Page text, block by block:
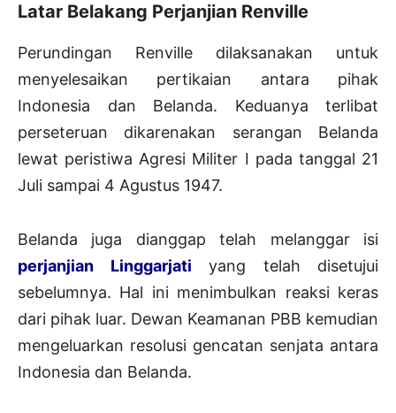
Latar Belakang Perjanjian Renville
Perundingan Renville dilaksanakan untuk
menyelesaikan pertikaian antara pihak
Indonesia dan Belanda. Keduanya terlibat
perseteruan dikarenakan serangan Belanda
lewat peristiwa Agresi Militer I pada tanggal 21
Juli sampai 4 Agustus 1947.
Belanda juga dianggap telah melanggar isi
perjanjian Linggarjati yang telah disetujui
sebelumnya. Hal ini menimbulkan reaksi keras
dari pihak luar. Dewan Keamanan PBB kemudian
mengeluarkan resolusi gencatan senjata antara
Indonesia dan Belanda.